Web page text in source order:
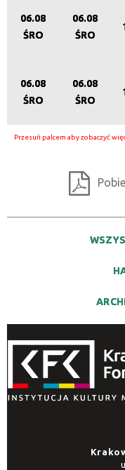
06.08
ŚRO
06.08
ŚRO
06.08
ŚRO
06.08
ŚRO